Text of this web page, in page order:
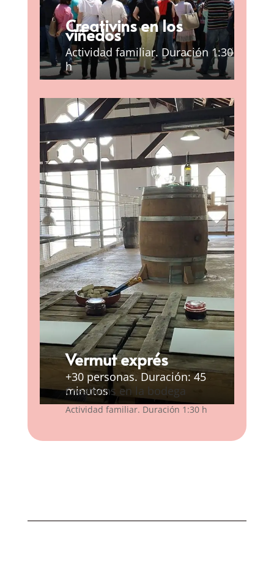
Creativins en los
viñedos
Actividad familiar. Duración 1:30
h
Vermut exprés
+30 personas. Duración: 45
minutos
Creativins en la bodega
Actividad familiar. Duración 1:30 h